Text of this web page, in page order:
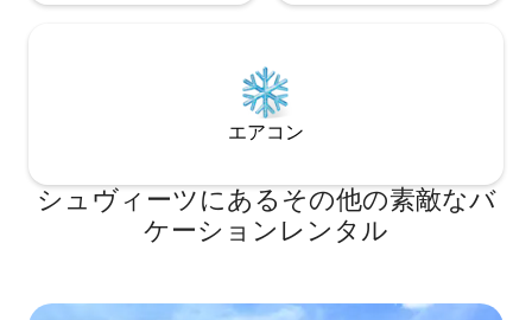
エアコン
シュヴィーツにあるその他の素敵なバ
ケーションレンタル